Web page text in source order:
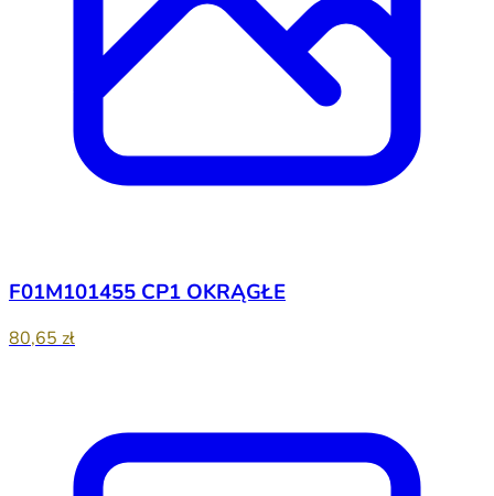
F01M101455 CP1 OKRĄGŁE
80,65 zł